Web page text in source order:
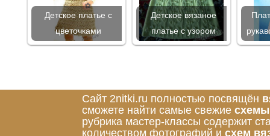
Детское платье с
цветочками
Детское вязаное
платье с узором
Сайт 2nitki.ru полностью посвящён
сможете найти самые свежие схемы
рубрика мастер-классы содержит
количеством фотографий и схем